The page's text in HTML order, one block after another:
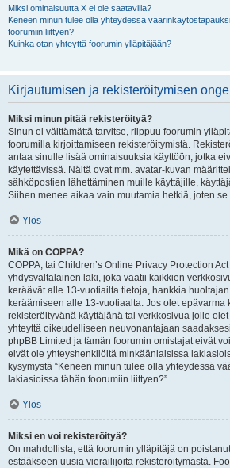
Miksi ominaisuutta X ei ole saatavilla?
Keneen minun tulee olla yhteydessä
foorumiin liittyen?
Kuinka otan yhteyttä foorumin ylläpitäjään?
Kirjautumisen ja rekisteröitymisen
Miksi minun pitää rekisteröityä?
Sinun ei välttämättä tarvitse, riippuu foorumin
foorumilla kirjoittamiseen rekisteröitymistä.
antaa sinulle lisää ominaisuuksia käyttöön, jotka
käytettävissä. Näitä ovat mm. avatar-kuvan
sähköpostien lähettäminen muille käyttäjille,
Siihen menee aikaa vain muutamia hetkiä, joten
Ylös
Mikä on COPPA?
COPPA, tai Children’s Online Privacy Protection
yhdysvaltalainen laki, joka vaatii kaikkien
keräävät alle 13-vuotiailta tietoja, hankkia
keräämiseen alle 13-vuotiaalta. Jos olet epävarma
rekisteröityvänä käyttäjänä tai verkkosivua jolle
yhteyttä oikeudelliseen neuvonantajaan
phpBB Limited ja tämän foorumin omistajat eivät
eivät ole yhteyshenkilöitä minkäänlaisissa
kysymystä “Keneen minun tulee olla yhteydessä
lakiasioissa tähän foorumiin liittyen?”.
Ylös
Miksi en voi rekisteröityä?
On mahdollista, että foorumin ylläpitäjä on
estääkseen uusia vierailijoita rekisteröitymästä.